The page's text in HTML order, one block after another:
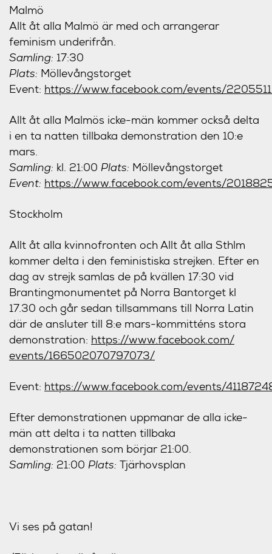
Malmö
Allt åt alla Malmö är med och arrangerar
feminism underifrån.
Samling: 17:30
Plats: Möllevångstorget
Event: https://www.facebook.com/events/
Allt åt alla Malmös icke-män kommer också delta
i en ta natten tillbaka demonstration den 10:e
mars.
Samling: kl. 21:00 Plats: Möllevångstorget
Event: https://www.facebook.com/events/
Stockholm
Allt åt alla kvinnofronten och Allt åt alla Sthlm
kommer delta i den feministiska strejken. Efter en
dag av strejk samlas de på kvällen 17:30 vid
Brantingmonumentet på Norra Bantorget kl
17.30 och går sedan tillsammans till Norra Latin
där de ansluter till 8:e mars-kommitténs stora
demonstration: https://www.facebook.com/
events/166502070797073/
Event: https://www.facebook.com/events/
Efter demonstrationen uppmanar de alla icke-
män att delta i ta natten tillbaka
demonstrationen som börjar 21:00.
Samling: 21:00 Plats: Tjärhovsplan
Vi ses på gatan!